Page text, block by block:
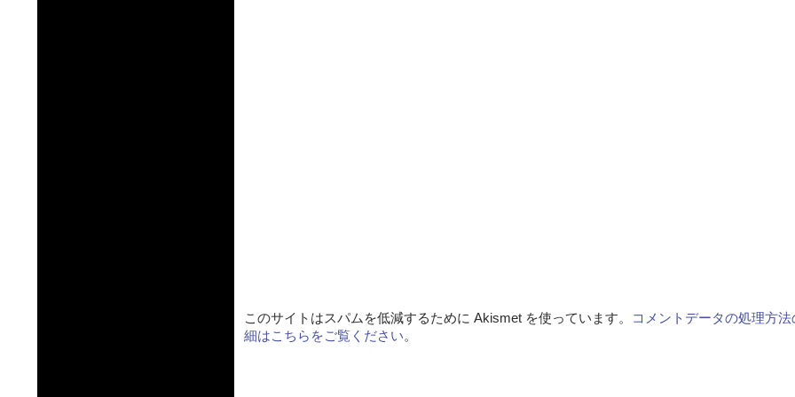
このサイトはスパムを低減するために Akismet を使っています。
コメントデータの処理方法
細はこちらをご覧ください。